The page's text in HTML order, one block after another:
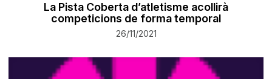
​La Pista Coberta d’atletisme acollirà
competicions de forma temporal
26/11/2021